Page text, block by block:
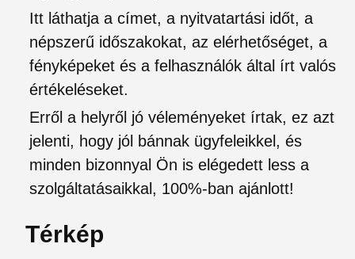
Itt láthatja a címet, a nyitvatartási időt, a
népszerű időszakokat, az elérhetőséget, a
fényképeket és a felhasználók által írt valós
értékeléseket.
Erről a helyről jó véleményeket írtak, ez azt
jelenti, hogy jól bánnak ügyfeleikkel, és
minden bizonnyal Ön is elégedett less a
szolgáltatásaikkal, 100%-ban ajánlott!
Térkép